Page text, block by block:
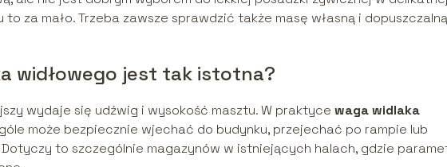
za mało. Trzeba zawsze sprawdzić także masę własną i dopuszczalną
widłowego jest tak istotna?
wydaje się udźwig i wysokość masztu. W praktyce waga widlaka
może bezpiecznie wjechać do budynku, przejechać po rampie lub
to szczególnie magazynów w istniejących halach, gdzie